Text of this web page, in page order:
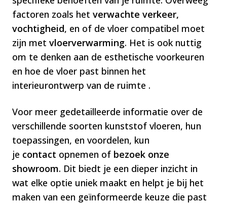
factoren zoals het verwachte verkeer,
vochtigheid, en of de vloer compatibel moet
zijn met vloerverwarming. Het is ook nuttig
om te denken aan de esthetische voorkeuren
en hoe de vloer past binnen het
interieurontwerp van de ruimte .
Voor meer gedetailleerde informatie over de
verschillende soorten kunststof vloeren, hun
toepassingen, en voordelen, kun
je contact opnemen of bezoek onze
showroom. Dit biedt je een dieper inzicht in
wat elke optie uniek maakt en helpt je bij het
maken van een geïnformeerde keuze die past